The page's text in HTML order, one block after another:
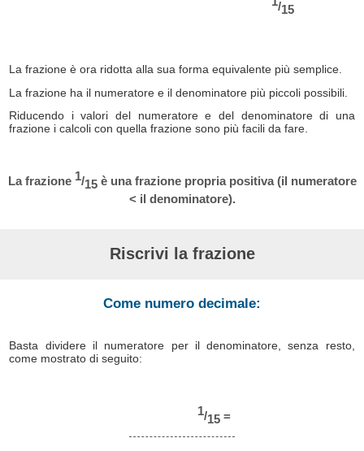
/15
La frazione è ora ridotta alla sua forma equivalente più semplice.
La frazione ha il numeratore e il denominatore più piccoli possibili.
Riducendo i valori del numeratore e del denominatore di una
frazione i calcoli con quella frazione sono più facili da fare.
La frazione 1/15è una frazione propria positiva (il numeratore
< il denominatore).
Riscrivi la frazione
Come numero decimale:
Basta dividere il numeratore per il denominatore, senza resto,
come mostrato di seguito:
1/15 =